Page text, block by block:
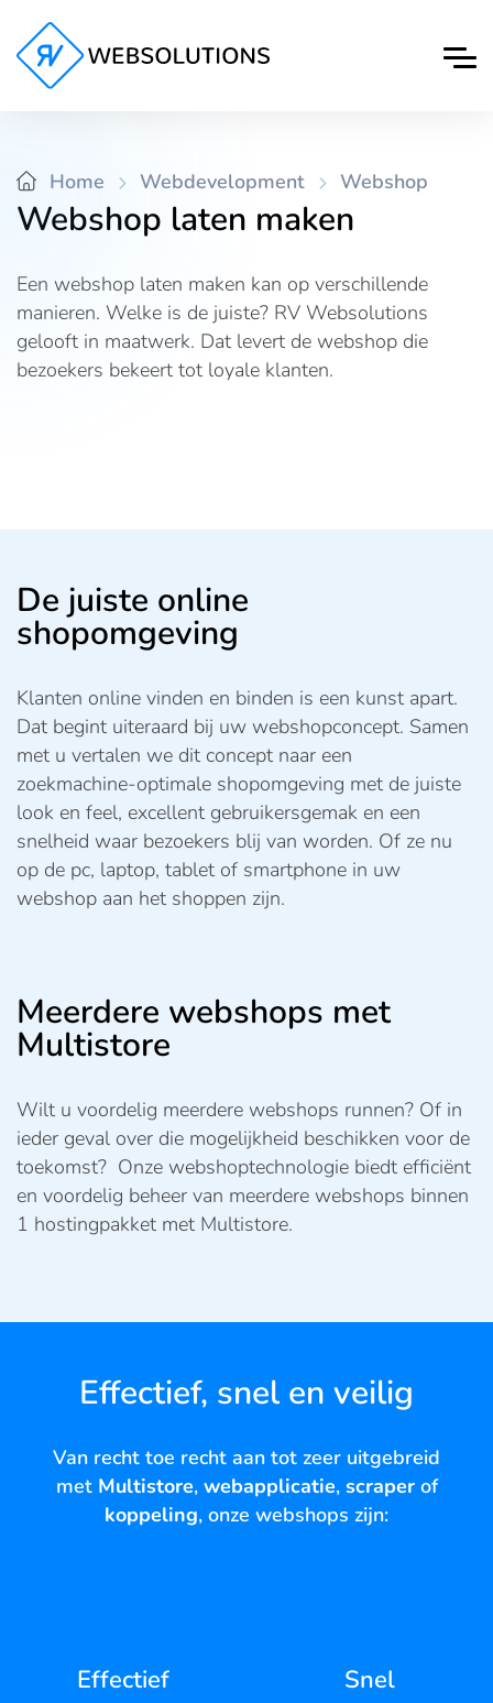
Home Webdevelopment Webshop
Webshop laten maken
Een webshop laten maken kan op verschillende
manieren. Welke is de juiste? RV Websolutions
gelooft in maatwerk. Dat levert de webshop die
bezoekers bekeert tot loyale klanten.
De juiste online
shopomgeving
Klanten online vinden en binden is een kunst apart.
Dat begint uiteraard bij uw webshopconcept. Samen
met u vertalen we dit concept naar een
zoekmachine-optimale shopomgeving met de juiste
look en feel, excellent gebruikersgemak en een
snelheid waar bezoekers blij van worden. Of ze nu
op de pc, laptop, tablet of smartphone in uw
webshop aan het shoppen zijn.
Meerdere webshops met
Multistore
Wilt u voordelig meerdere webshops runnen? Of in
ieder geval over die mogelijkheid beschikken voor de
toekomst? Onze webshoptechnologie biedt efficiënt
en voordelig beheer van meerdere webshops binnen
1 hostingpakket met Multistore.
Effectief, snel en veilig
Van recht toe recht aan tot zeer uitgebreid
met Multistore, webapplicatie, scraperof
koppeling, onze webshops zijn:
Effectief Snel